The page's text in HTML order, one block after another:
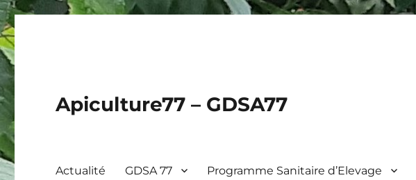
Apiculture77 – GDSA77
Actualité GDSA 77 Programme Sanitaire d’Elevage